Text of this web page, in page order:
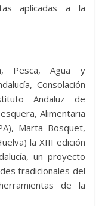
aplicadas a la
Pesca, Agua y
Consolación
Andaluz de
Alimentaria
Marta Bosquet,
la XIII edición
un proyecto
tradicionales del
de la